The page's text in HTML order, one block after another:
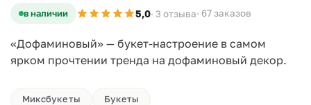
в наличии 5,0· 3 отзыва· 67 заказов
«Дофаминовый» — букет-настроение в самом
ярком прочтении тренда на дофаминовый декор.
Миксбукеты Букеты